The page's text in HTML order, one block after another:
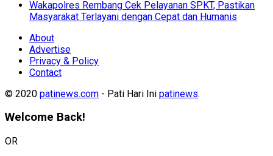
Wakapolres Rembang Cek Pelayanan SPKT, Pastikan
Masyarakat Terlayani dengan Cepat dan Humanis
About
Advertise
Privacy & Policy
Contact
© 2020 patinews.com - Pati Hari Ini patinews.
Welcome Back!
OR